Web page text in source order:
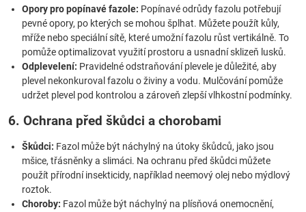
Opory pro popínavé fazole: Popínavé odrůdy fazolu potřebují
pevné opory, po kterých se mohou šplhat. Můžete použít kůly,
mříže nebo speciální sítě, které umožní fazolu růst vertikálně. To
pomůže optimalizovat využití prostoru a usnadní sklizeň lusků.
Odplevelení: Pravidelné odstraňování plevele je důležité, aby
plevel nekonkuroval fazolu o živiny a vodu. Mulčování pomůže
udržet plevel pod kontrolou a zároveň zlepší vlhkostní podmínky.
6. Ochrana před škůdci a chorobami
Škůdci: Fazol může být náchylný na útoky škůdců, jako jsou
mšice, třásněnky a slimáci. Na ochranu před škůdci můžete
použít přírodní insekticidy, například neemový olej nebo mýdlový
roztok.
Choroby: Fazol může být náchylný na plísňová onemocnění,